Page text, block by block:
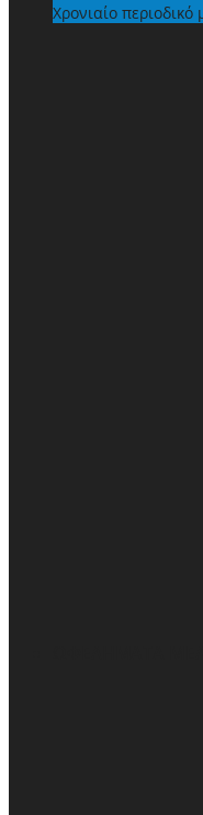
Χρονιαίο